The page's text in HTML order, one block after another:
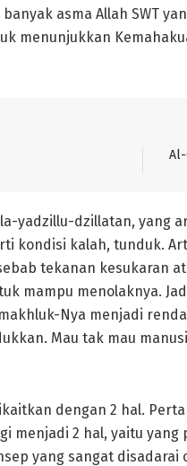
asma Allah SWT
menunjukkan
Al-
yadzillu-dzillatan, yang
kondisi kalah, tunduk.
tekanan kesukaran
mampu menolaknya.
Nya menjadi
Mau tak mau
dengan 2 hal.
menjadi 2 hal, yaitu
yang sangat